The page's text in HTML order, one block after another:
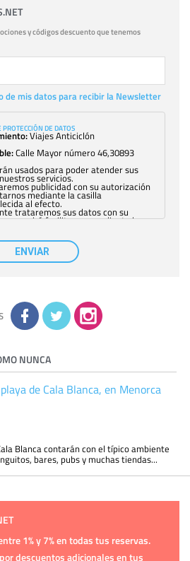
y códigos descuento que tenemos
de mis datos para recibir la Newsletter
DE DATOS
Viajes Anticiclón
Calle Mayor número 46,30893
usados para poder atender sus
servicios.
publicidad con su autorización
mediante la casilla
al efecto.
trataremos sus datos con su
podrá facilitarnos mediante la
general, sólo el personal de
debidamente autorizado podrá
información que le pedimos. No se
cómo tratamos sus datos en la
ENVIAR
NUNCA
de Cala Blanca, en Menorca
Blanca contarán con el típico ambiente
bares, pubs y muchas tiendas...
1% y 7% en todas tus reservas.
descuentos adicionales en tus